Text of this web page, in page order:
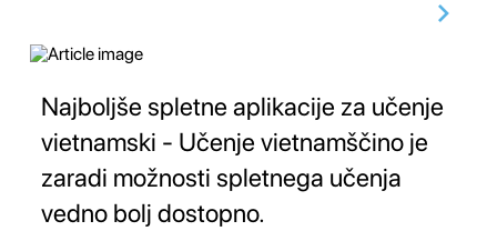
Najboljše spletne aplikacije za učenje
vietnamski - Učenje vietnamščino je
zaradi možnosti spletnega učenja
vedno bolj dostopno.